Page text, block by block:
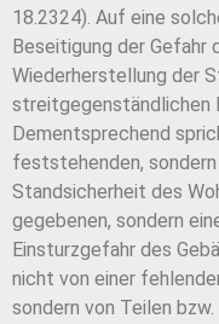
18.2324). Auf eine
Beseitigung der
Wiederherstellung der
streitgegenständlichen
Dementsprechend
feststehenden,
Standsicherheit des
gegebenen, sondern
Einsturzgefahr des
nicht von einer
sondern von Teilen